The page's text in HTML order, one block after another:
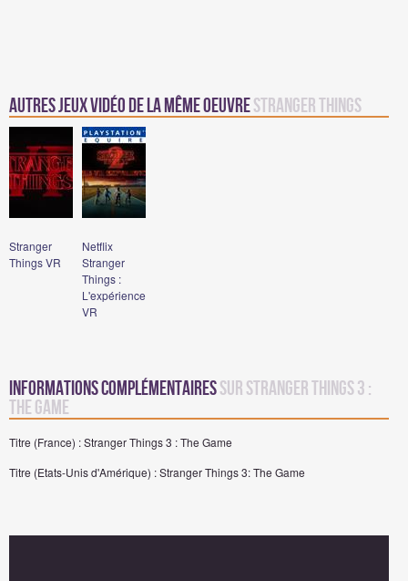
Autres jeux vidéo de la même oeuvreStranger Things
Stranger
Things VR
Netflix
Stranger
Things :
L'expérience
VR
Informations complémentairessur Stranger Things 3 :
The Game
Titre (France) : Stranger Things 3 : The Game
Titre (Etats-Unis d'Amérique) : Stranger Things 3: The Game